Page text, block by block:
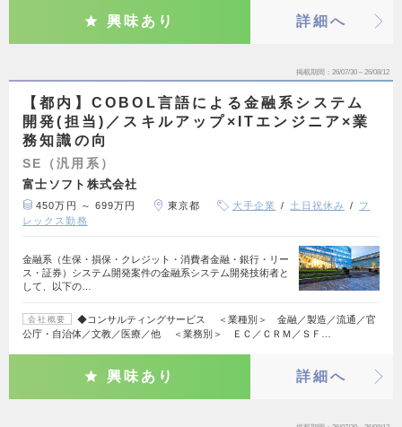
興味あり 詳細へ
掲載期間 26/07/30～26/08/12
【都内】COBOL言語による金融系システム
開発(担当)／スキルアップ×ITエンジニア×業
務知識の向
SE（汎用系）
富士ソフト株式会社
450万円 ～ 699万円 東京都 大手企業 土日祝休み
フ
レックス勤務
金融系（生保・損保・クレジット・消費者金融・銀行・リー
ス・証券）システム開発案件の金融系システム開発技術者と
して、以下の…
会社概要
◆コンサルティングサービス ＜業種別＞ 金融／製造／流通／官
公庁・自治体／文教／医療／他 ＜業務別＞ ＥＣ／ＣＲＭ／ＳＦ…
興味あり 詳細へ